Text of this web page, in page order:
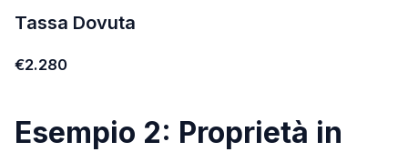
Tassa Dovuta
€2.280
Esempio 2: Proprietà in